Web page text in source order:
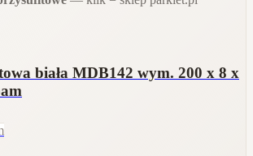
biała MDB142 wym. 200 x 8 x